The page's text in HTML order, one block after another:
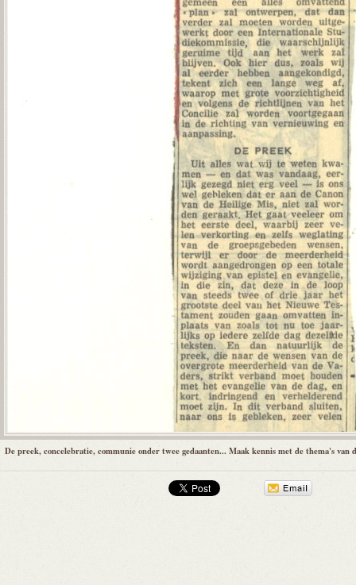
De preek, concelebratie, communie onder twee gedaanten... Maak kennis met de thema's van